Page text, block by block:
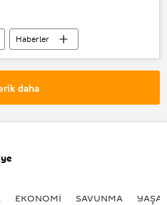
Haberler
daha
EKONOMİ SAVUNMA